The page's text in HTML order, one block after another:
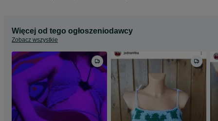
Więcej od tego ogłoszeniodawcy
Zobacz wszystkie